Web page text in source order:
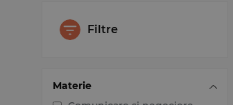
Filtre
Materie